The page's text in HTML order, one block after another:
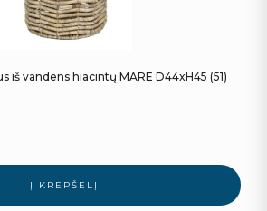
hiacintų MARE D44xH45 (51)
Į KREPŠELĮ